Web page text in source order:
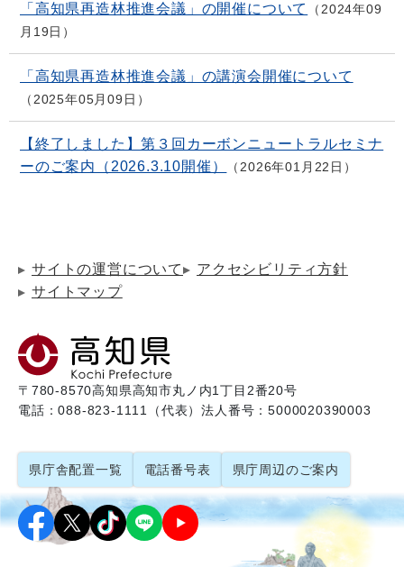
「高知県再造林推進会議」の開催について
2024年09
月19日
「高知県再造林推進会議」の講演会開催について
2025年05月09日
【終了しました】第３回カーボンニュートラルセミナ
ーのご案内（2026.3.10開催）
2026年01月22日
サイトの運営について
アクセシビリティ方針
サイトマップ
〒780-8570高知県高知市丸ノ内1丁目2番20号
電話：088-823-1111（代表）法人番号：5000020390003
県庁舎配置一覧 電話番号表 県庁周辺のご案内